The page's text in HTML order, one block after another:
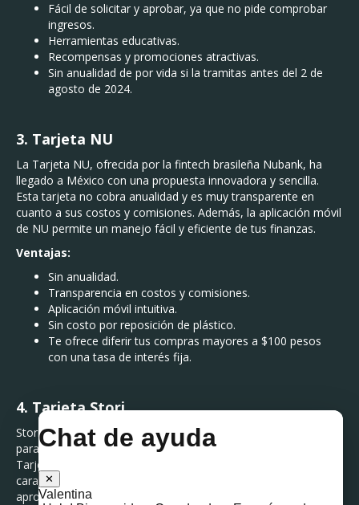
Fácil de solicitar y aprobar, ya que no pide comprobar
ingresos.
Herramientas educativas.
Recompensas y promociones atractivas.
Sin anualidad de por vida si la tramitas antes del 2 de
agosto de 2024.
3. Tarjeta NU
La Tarjeta NU, ofrecida por la fintech brasileña Nubank, ha
llegado a México con una propuesta innovadora y sencilla.
Esta tarjeta no cobra anualidad y es muy transparente en
cuanto a sus costos y comisiones. Además, la aplicación móvil
de NU permite un manejo fácil y eficiente de tus finanzas.
Ventajas:
Sin anualidad.
Transparencia en costos y comisiones.
Aplicación móvil intuitiva.
Sin costo por reposición de plástico.
Te ofrece diferir tus compras mayores a $100 pesos
con una tasa de interés fija.
4. Tarjeta Stori
Stori es otra fintech que ofrece una tarjeta de crédito diseñada
para aquellos que están comenzando su historial crediticio. La
Tarjeta Stori no requiere historial crediticio previo y se
caracteriza por su fácil acceso y bajos requisitos para su
aprobación.